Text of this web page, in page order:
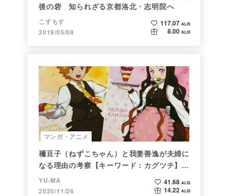
後の砦 知られざる京都洛北・志明院へ
こすもす
2019/05/08
117.07 ALIS
8.00 ALIS
マンガ・アニメ
禰豆子（ねずこちゃん）と我妻善逸が夫婦に
なる理由の考察【キーワード：カグツチ】＜
後編＞
YU-MA
2020/11/26
41.68 ALIS
14.22 ALIS